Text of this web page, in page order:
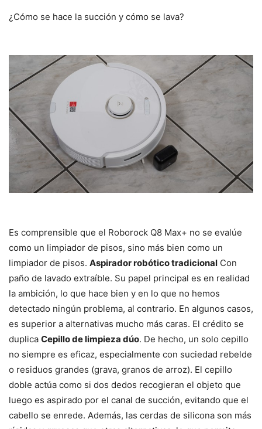
¿Cómo se hace la succión y cómo se lava?
Es comprensible que el Roborock Q8 Max+ no se evalúe
como un limpiador de pisos, sino más bien como un
limpiador de pisos. Aspirador robótico tradicional Con
paño de lavado extraíble. Su papel principal es en realidad
la ambición, lo que hace bien y en lo que no hemos
detectado ningún problema, al contrario. En algunos casos,
es superior a alternativas mucho más caras. El crédito se
duplica Cepillo de limpieza dúo. De hecho, un solo cepillo
no siempre es eficaz, especialmente con suciedad rebelde
o residuos grandes (grava, granos de arroz). El cepillo
doble actúa como si dos dedos recogieran el objeto que
luego es aspirado por el canal de succión, evitando que el
cabello se enrede. Además, las cerdas de silicona son más